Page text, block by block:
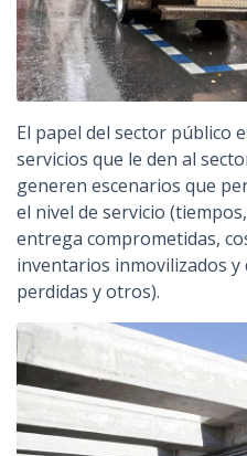
El papel del sector público
servicios que le den al
generen escenarios que
el nivel de servicio
entrega comprometidas,
inventarios inmovilizados y
perdidas y otros).